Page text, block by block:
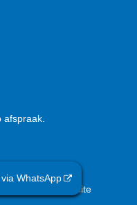
WhatsApp
afspraak.
Over de website